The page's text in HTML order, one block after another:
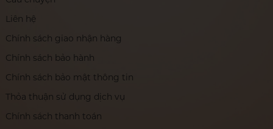
Liên hệ
Chính sách giao nhận hàng
Chính sách bảo hành
Chính sách bảo mật thông tin
Thỏa thuận sử dụng dịch vụ
Chính sách thanh toán